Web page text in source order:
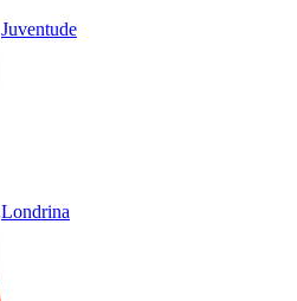
Juventude
Londrina